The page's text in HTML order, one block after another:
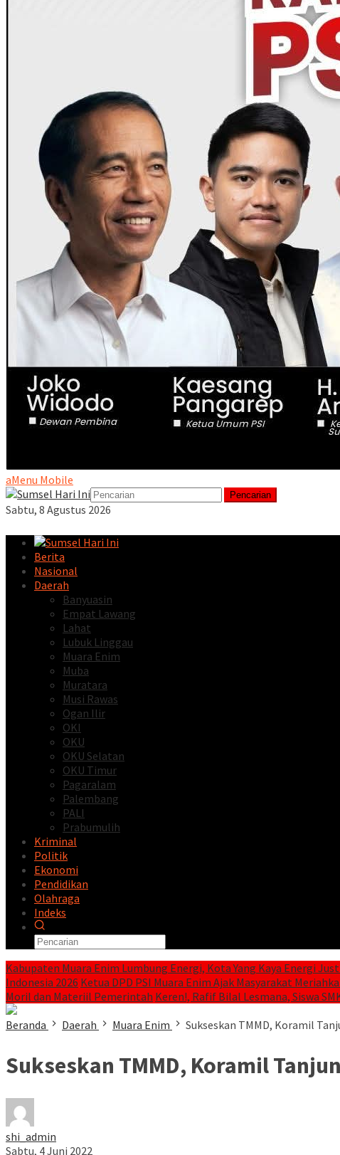
Menu Mobile
Pencarian
Sabtu, 8 Agustus 2026
Berita
Nasional
Daerah
Banyuasin
Empat Lawang
Lahat
Lubuk Linggau
Muara Enim
Muba
Muratara
Musi Rawas
Ogan Ilir
OKI
OKU
OKU Selatan
OKU Timur
Pagaralam
Palembang
PALI
Prabumulih
Kriminal
Politik
Ekonomi
Pendidikan
Olahraga
Indeks
Kabupaten Muara Enim Lumbung Energi, Kota Yang Kaya Energi
Indonesia 2026 Ketua DPD PSI Muara Enim Ajak Masyarakat
Moril dan Materiil Pemerintah Keren!, Rafif Bilal Lesmana, Siswa
Beranda
Daerah Muara Enim Sukseskan TMMD, Koramil
Sukseskan TMMD, Koramil
shi_admin
Sabtu, 4 Juni 2022